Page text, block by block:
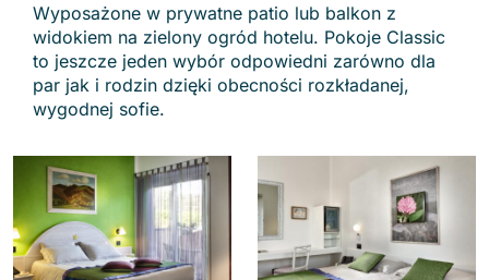
Wyposażone w prywatne patio lub balkon z
widokiem na zielony ogród hotelu. Pokoje Classic
to jeszcze jeden wybór odpowiedni zarówno dla
par jak i rodzin dzięki obecności rozkładanej,
wygodnej sofie.